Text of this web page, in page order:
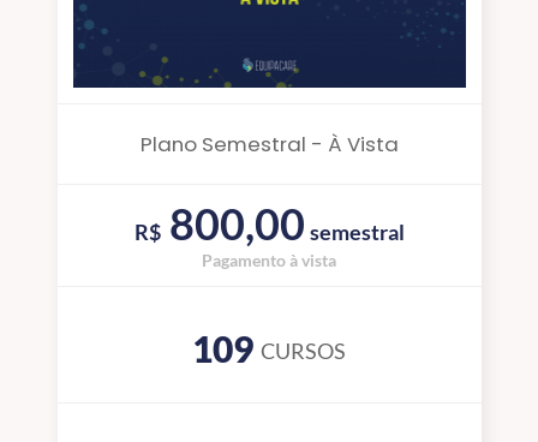
Plano Semestral - À Vista
R$800,00 semestral
Pagamento à vista
109 CURSOS